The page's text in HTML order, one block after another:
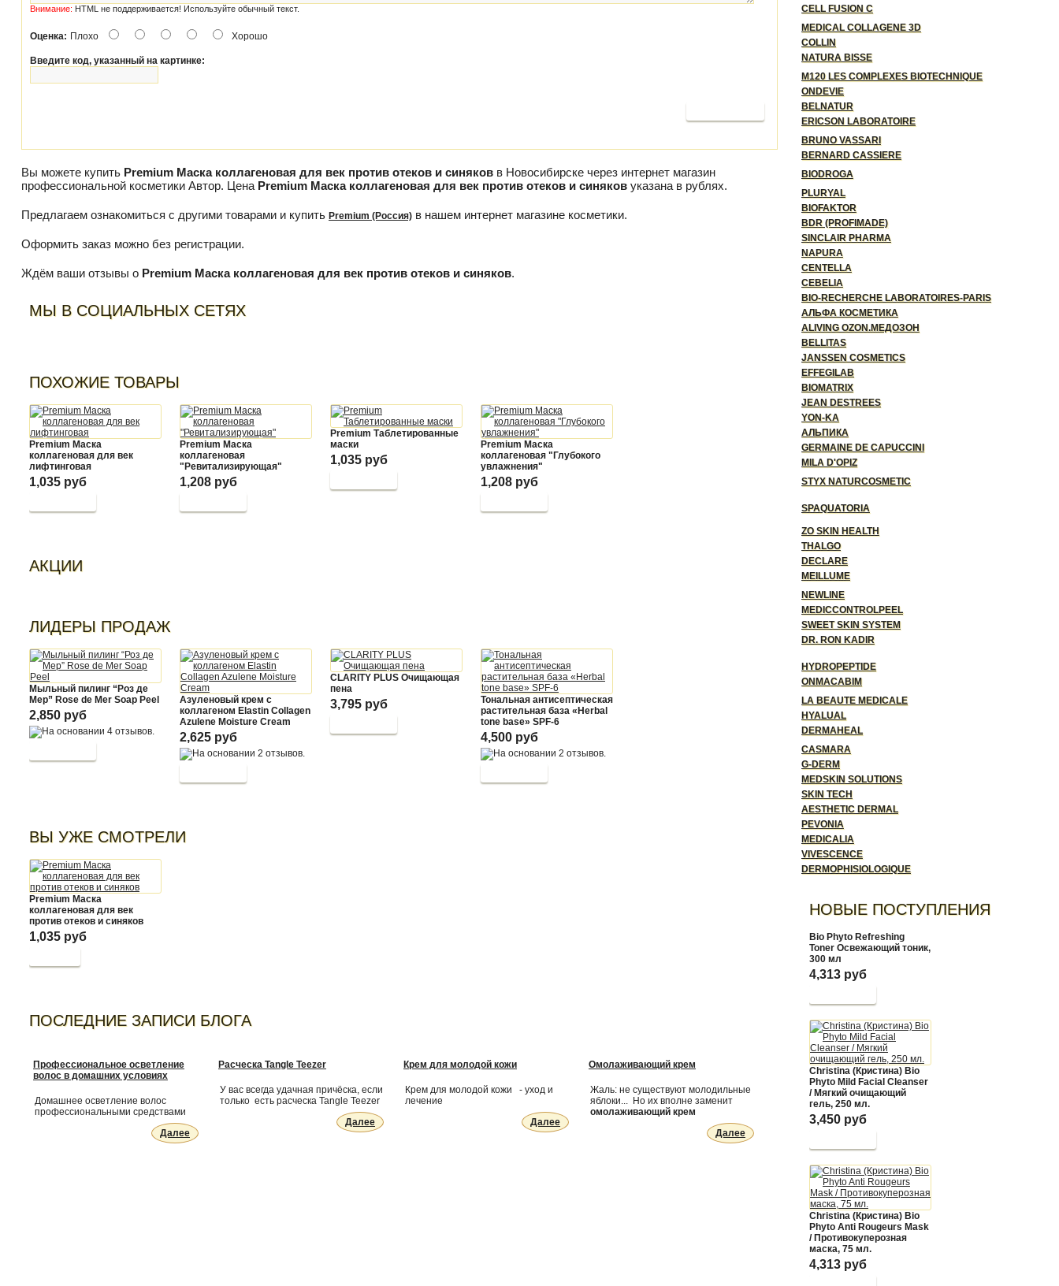
Внимание: HTML не поддерживается! Используйте обычный текст.
Оценка: Плохо Хорошо
Введите код, указанный на картинке:
Вы можете купить Premium Маска коллагеновая для век против отеков и синяков в Новосибирске через интернет магазин
профессиональной косметики Автор. Цена Premium Маска коллагеновая для век против отеков и синяков указана в рублях.
Предлагаем ознакомиться с другими товарами и купить Premium (Россия) в нашем интернет магазине косметики.
Оформить заказ можно без регистрации.
Ждём ваши отзывы о Premium Маска коллагеновая для век против отеков и синяков.
МЫ В СОЦИАЛЬНЫХ СЕТЯХ
ПОХОЖИЕ ТОВАРЫ
Premium Маска
коллагеновая для век
лифтинговая
1,035 руб
Premium Маска
коллагеновая
"Ревитализирующая"
1,208 руб
Premium Таблетированные
маски
1,035 руб
Premium Маска
коллагеновая "Глубокого
увлажнения"
1,208 руб
АКЦИИ
ЛИДЕРЫ ПРОДАЖ
Мыльный пилинг “Роз де
Мер” Rose de Mer Soap Peel
2,850 руб
Азуленовый крем с
коллагеном Elastin Collagen
Azulene Moisture Cream
2,625 руб
CLARITY PLUS Очищающая
пена
3,795 руб
Тональная антисептическая
растительная база «Herbal
tone base» SPF-6
4,500 руб
ВЫ УЖЕ СМОТРЕЛИ
Premium Маска
коллагеновая для век
против отеков и синяков
1,035 руб
ПОСЛЕДНИЕ ЗАПИСИ БЛОГА
Профессиональное осветление
волос в домашних условиях
Домашнее осветление волос
профессиональными средствами
Далее
Расческа Tangle Teezer
У вас всегда удачная причёска, если
только есть расческа Tangle Teezer
Далее
Крем для молодой кожи
Крем для молодой кожи - уход и
лечение
Далее
Омолаживающий крем
Жаль: не существуют молодильные
яблоки... Но их вполне заменит
омолаживающий крем
Далее
CELL FUSION C
MEDICAL COLLAGENE 3D
COLLIN
NATURA BISSE
M120 LES COMPLEXES BIOTECHNIQUE
ONDEVIE
BELNATUR
ERICSON LABORATOIRE
BRUNO VASSARI
BERNARD CASSIERE
BIODROGA
PLURYAL
BIOFAKTOR
BDR (PROFIMADE)
SINCLAIR PHARMA
NAPURA
CENTELLA
CEBELIA
BIO-RECHERCHE LABORATOIRES-PARIS
АЛЬФА КОСМЕТИКА
ALIVING OZON.МЕДОЗОН
BELLITAS
JANSSEN COSMETICS
EFFEGILAB
BIOMATRIX
JEAN DESTREES
YON-KA
АЛЬПИКА
GERMAINE DE CAPUCCINI
MILA D'OPIZ
STYX NATURCOSMETIC
SPAQUATORIA
ZO SKIN HEALTH
THALGO
DECLARE
MEILLUME
NEWLINE
MEDICCONTROLPEEL
SWEET SKIN SYSTEM
DR. RON KADIR
HYDROPEPTIDE
ONMACABIM
LA BEAUTE MEDICALE
HYALUAL
DERMAHEAL
CASMARA
G-DERM
MEDSKIN SOLUTIONS
SKIN TECH
AESTHETIC DERMAL
PEVONIA
MEDICALIA
VIVESCENCE
DERMOPHISIOLOGIQUE
НОВЫЕ ПОСТУПЛЕНИЯ
Bio Phyto Refreshing
Toner Освежающий тоник,
300 мл
4,313 руб
Christina (Кристина) Bio
Phyto Mild Facial Cleanser
/ Мягкий очищающий
гель, 250 мл.
3,450 руб
Christina (Кристина) Bio
Phyto Anti Rougeurs Mask
/ Противокуперозная
маска, 75 мл.
4,313 руб